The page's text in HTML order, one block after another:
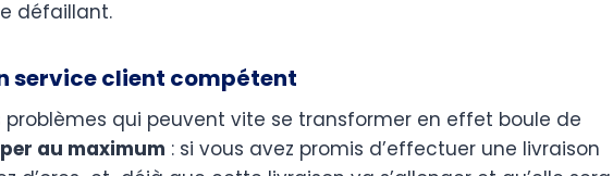
défaillant.
service client compétent
qui peuvent vite se transformer en effet boule de
au maximum : si vous avez promis d’effectuer une livraison